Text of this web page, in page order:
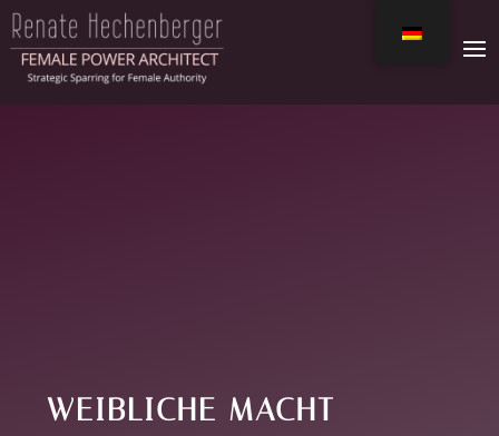
WEIBLICHE MACHT